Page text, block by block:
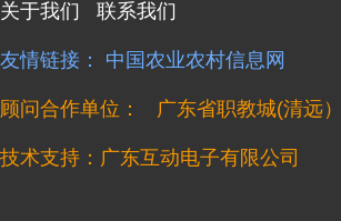
关于我们 联系我们
友情链接： 中国农业农村信息网
顾问合作单位： 广东省职教城(清远）
技术支持：广东互动电子有限公司